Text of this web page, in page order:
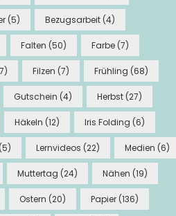
(5) Bezugsarbeit (4)
Falten (50) Farbe (7)
Filzen (7) Frühling (68)
Gutschein (4) Herbst (27)
Häkeln (12) Iris Folding (6)
(5) Lernvideos (22) Medien (6)
Muttertag (24) Nähen (19)
Ostern (20) Papier (136)